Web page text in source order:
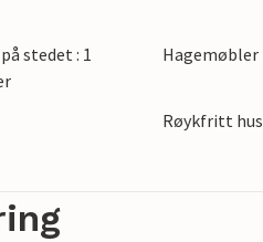
til vikingtiden, og i
landskapet med
spaserturer. Besøk
stedet : 1
Hagemøbler
Røykfritt hus